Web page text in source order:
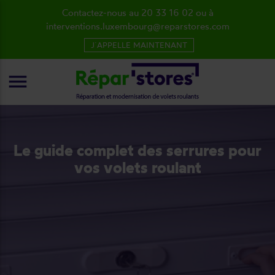
Le guide complet des serrures pour
vos volets roulant
Contactez-nous au 20 33 16 02 ou à
interventions.luxembourg@reparstores.com
J´APPELLE MAINTENANT
menu